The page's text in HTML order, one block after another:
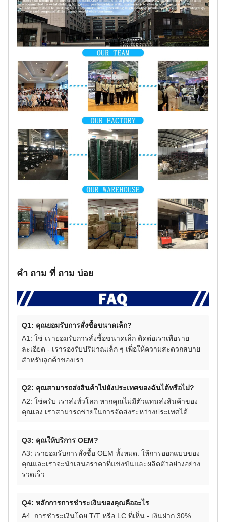
คํา ถาม ที่ ถาม บ่อย
Q1: คุณยอมรับการสั่งซื้อขนาดเล็ก?
A1: ใช่ เรายอมรับการสั่งซื้อขนาดเล็ก ติดต่อเราเพื่อราย
ละเอียด - เรารองรับปริมาณเล็ก ๆ เพื่อให้ความสะดวกสบาย
สําหรับลูกค้าของเรา
Q2: คุณสามารถส่งสินค้าไปยังประเทศของฉันได้หรือไม่?
A2: ใช่ครับ เราส่งทั่วโลก หากคุณไม่มีตัวแทนส่งสินค้าของ
คุณเอง เราสามารถช่วยในการจัดส่งระหว่างประเทศได้
Q3: คุณให้บริการ OEM?
A3: เรายอมรับการสั่งซื้อ OEM ทั้งหมด. ให้การออกแบบของ
คุณและเราจะนําเสนอราคาที่แข่งขันและผลิตตัวอย่างอย่าง
รวดเร็ว
Q4: หลักการการชําระเงินของคุณคืออะไร
A4: การชําระเงินโดย T/T หรือ LC ที่เห็น - เงินฝาก 30%